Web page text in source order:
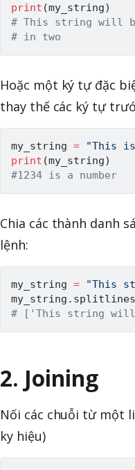
print (my_string)
# This string will
# in two
Hoặc một ký tự đặc
thay thế các ký tự
my_string =
"This is
print (my_string)
#1234 is a number
Chia các thành danh
lệnh:
my_string =
"This
my_string . splitlines
# ['This string
2. Joining
Nối các chuỗi từ một
ky hiệu)